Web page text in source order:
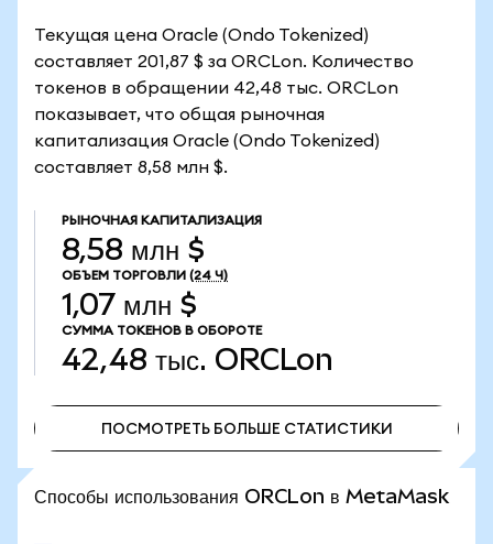
Текущая цена Oracle (Ondo Tokenized)
составляет 201,87 $ за ORCLon. Количество
токенов в обращении 42,48 тыс. ORCLon
показывает, что общая рыночная
капитализация Oracle (Ondo Tokenized)
составляет 8,58 млн $.
РЫНОЧНАЯ КАПИТАЛИЗАЦИЯ
8,58 млн $
ОБЪЕМ ТОРГОВЛИ (24 Ч)
1,07 млн $
СУММА ТОКЕНОВ В ОБОРОТЕ
42,48 тыс. ORCLon
ПОСМОТРЕТЬ БОЛЬШЕ СТАТИСТИКИ
Способы использования ORCLon в MetaMask